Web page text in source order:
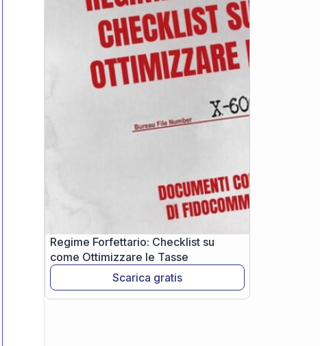
Regime Forfettario: Checklist su
come Ottimizzare le Tasse
Scarica gratis